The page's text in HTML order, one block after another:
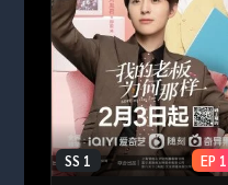
SS 1 EP